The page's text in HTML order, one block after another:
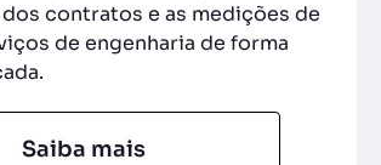
contratos e as medições de
de engenharia de forma
Saiba mais